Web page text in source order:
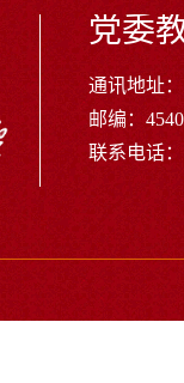
党委
通讯地址
邮编：
联系电话：